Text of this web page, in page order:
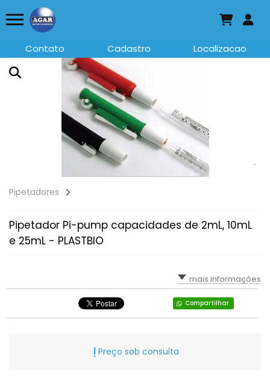
Contato Cadastro Localizacao
Pipetadores
Pipetador Pi-pump capacidades de 2mL, 10mL
e 25mL - PLASTBIO
mais informações
Compartilhar
Preço sob consulta